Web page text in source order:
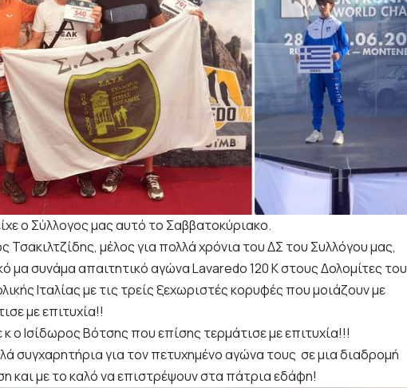
ο Σύλλογος μας αυτό το Σαββατοκύριακο.
Τσακιλτζίδης, μέλος για πολλά χρόνια του ΔΣ του Συλλόγου μας,
μα συνάμα απαιτητικό αγώνα Lavaredo 120 K στους Δολομίτες του
Ιταλίας με τις τρείς ξεχωριστές κορυφές που μοιάζουν με
με επιτυχία!!
ο Ισίδωρος Βότσης που επίσης τερμάτισε με επιτυχία!!!
συγχαρητήρια για τον πετυχημένο αγώνα τους σε μια διαδρομή
και με το καλό να επιστρέψουν στα πάτρια εδάφη!